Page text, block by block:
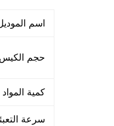
اسم
حجم الكيس
كمية
سرعة